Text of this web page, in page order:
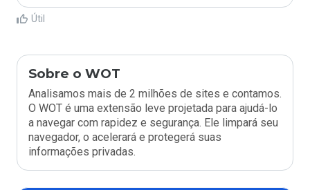
Útil
Sobre o WOT
Analisamos mais de 2 milhões de sites e contamos.
O WOT é uma extensão leve projetada para ajudá-lo
a navegar com rapidez e segurança. Ele limpará seu
navegador, o acelerará e protegerá suas
informações privadas.